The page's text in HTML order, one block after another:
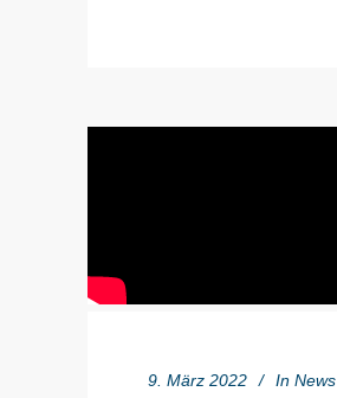
9. März 2022 In News